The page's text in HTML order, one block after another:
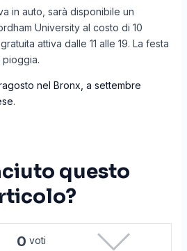
in auto, sarà disponibile un
University al costo di 10
attiva dalle 11 alle 19. La festa
pioggia.
nel Bronx, a settembre
.
questo
0 voti